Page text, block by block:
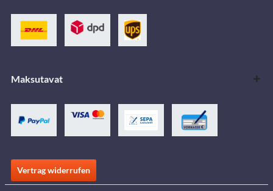
Maksutavat
Vertrag widerrufen